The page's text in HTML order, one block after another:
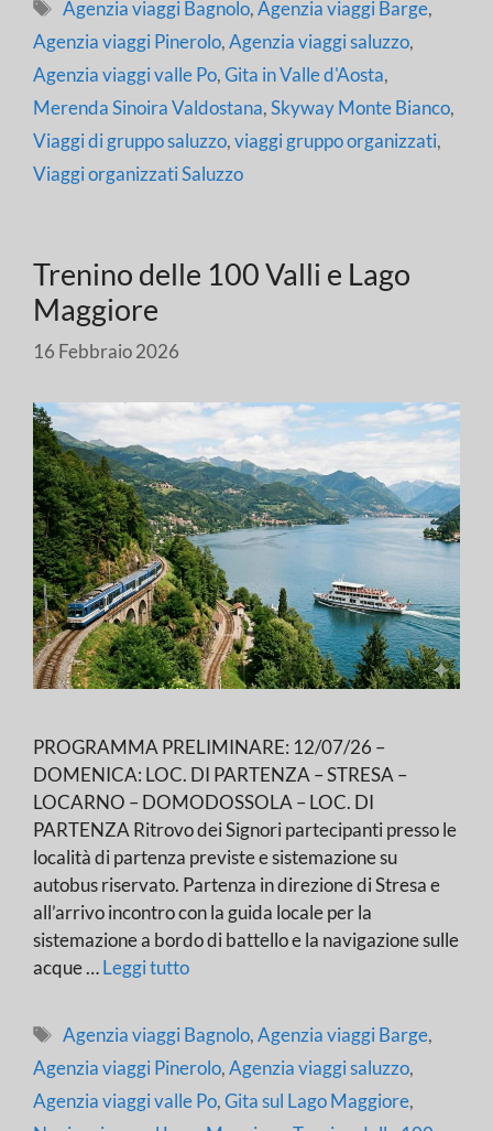
Tag
Agenzia viaggi Bagnolo,Agenzia viaggi Barge,
Agenzia viaggi Pinerolo,Agenzia viaggi saluzzo,
Agenzia viaggi valle Po,Gita in Valle d'Aosta,
Merenda Sinoira Valdostana,Skyway Monte Bianco,
Viaggi di gruppo saluzzo,viaggi gruppo organizzati,
Viaggi organizzati Saluzzo
Trenino delle 100 Valli e Lago
Maggiore
16 Febbraio 2026
PROGRAMMA PRELIMINARE: 12/07/26 –
DOMENICA: LOC. DI PARTENZA – STRESA –
LOCARNO – DOMODOSSOLA – LOC. DI
PARTENZA Ritrovo dei Signori partecipanti presso le
località di partenza previste e sistemazione su
autobus riservato. Partenza in direzione di Stresa e
all’arrivo incontro con la guida locale per la
sistemazione a bordo di battello e la navigazione sulle
acque …Leggi tutto
Tag
Agenzia viaggi Bagnolo,Agenzia viaggi Barge,
Agenzia viaggi Pinerolo,Agenzia viaggi saluzzo,
Agenzia viaggi valle Po,Gita sul Lago Maggiore,